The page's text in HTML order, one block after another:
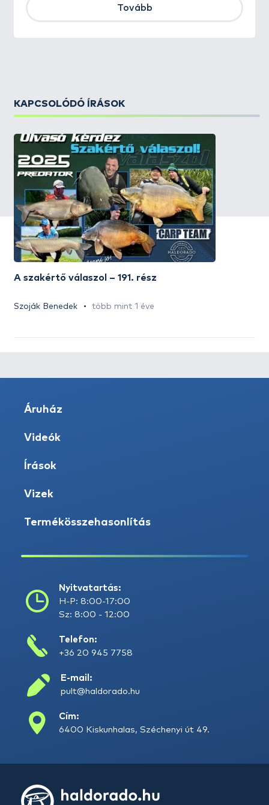
Tovább
KAPCSOLÓDÓ ÍRÁSOK
A szakértő válaszol – 191. rész
Szoják Benedek több mint 1 éve
Áruház
Videók
Írások
Vizek
Termékösszehasonlítás
Nyitvatartás:
H-P: 8:00-17:00
Sz: 8:00 - 12:00
Telefon:
+36 20 945 7758
E-mail:
pult@haldorado.hu
Cím:
6400 Kiskunhalas, Széchenyi út 49.